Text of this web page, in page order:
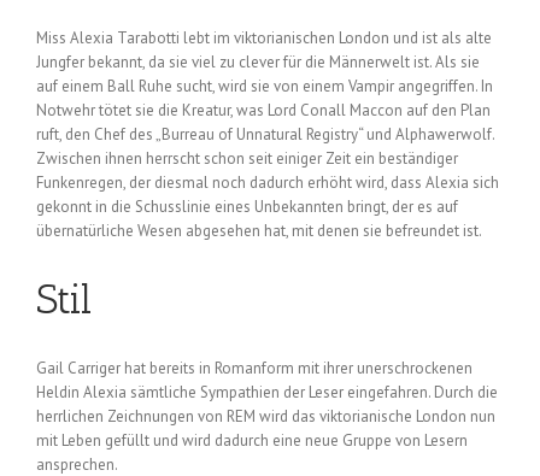
Miss Alexia Tarabotti lebt im viktorianischen London und ist als alte
Jungfer bekannt, da sie viel zu clever für die Männerwelt ist. Als sie
auf einem Ball Ruhe sucht, wird sie von einem Vampir angegriffen. In
Notwehr tötet sie die Kreatur, was Lord Conall Maccon auf den Plan
ruft, den Chef des „Burreau of Unnatural Registry“ und Alphawerwolf.
Zwischen ihnen herrscht schon seit einiger Zeit ein beständiger
Funkenregen, der diesmal noch dadurch erhöht wird, dass Alexia sich
gekonnt in die Schusslinie eines Unbekannten bringt, der es auf
übernatürliche Wesen abgesehen hat, mit denen sie befreundet ist.
Stil
Gail Carriger hat bereits in Romanform mit ihrer unerschrockenen
Heldin Alexia sämtliche Sympathien der Leser eingefahren. Durch die
herrlichen Zeichnungen von REM wird das viktorianische London nun
mit Leben gefüllt und wird dadurch eine neue Gruppe von Lesern
ansprechen.